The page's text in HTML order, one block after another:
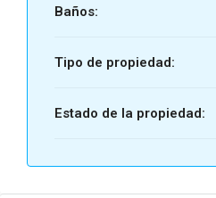
Baños:
Tipo de propiedad:
Estado de la propiedad: